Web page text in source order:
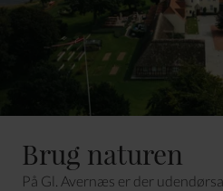
Brug naturen
På Gl. Avernæs er der